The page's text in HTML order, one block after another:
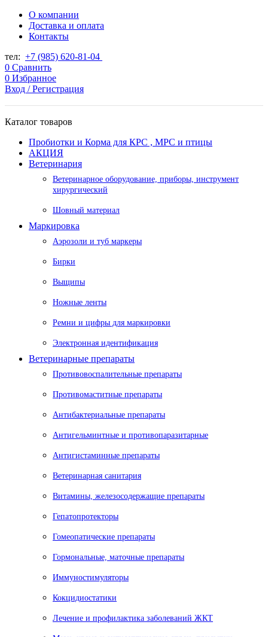
О компании
Доставка и оплата
Контакты
тел: +7 (985) 620-81-04
0 Сравнить
0 Избранное
Вход / Регистрация
Каталог товаров
Пробиотки и Корма для КРС , МРС и птицы
АКЦИЯ
Ветеринария
Ветеринарное оборудование, приборы, инструмент
хирургический
Шовный материал
Маркировка
Аэрозоли и туб маркеры
Бирки
Выщипы
Ножные ленты
Ремни и цифры для маркировки
Электронная идентификация
Ветеринарные препараты
Противовоспалительные препараты
Противомаститные препараты
Антибактериальные препараты
Антигельминтные и противопаразитарные
Антигистаминные препараты
Ветеринарная санитария
Витамины, железосодержащие препараты
Гепатопротекторы
Гомеопатические препараты
Гормональные, маточные препараты
Иммуностимуляторы
Кокцидиостатики
Лечение и профилактика заболеваний ЖКТ